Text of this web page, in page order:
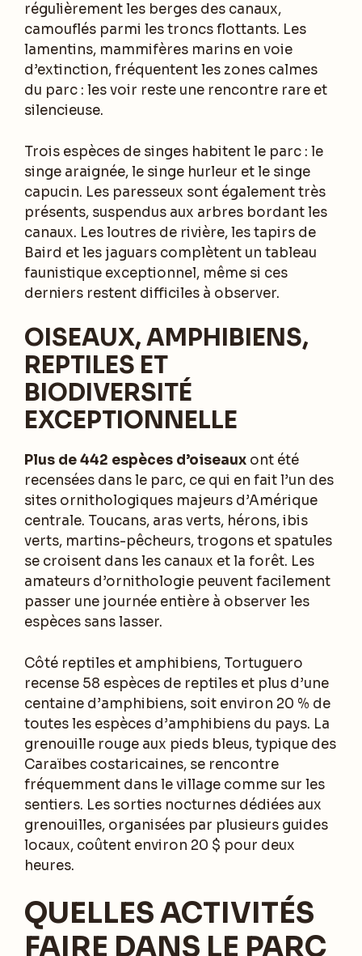
régulièrement les berges des canaux,
camouflés parmi les troncs flottants. Les
lamentins, mammifères marins en voie
d’extinction, fréquentent les zones calmes
du parc : les voir reste une rencontre rare et
silencieuse.
Trois espèces de singes habitent le parc : le
singe araignée, le singe hurleur et le singe
capucin. Les paresseux sont également très
présents, suspendus aux arbres bordant les
canaux. Les loutres de rivière, les tapirs de
Baird et les jaguars complètent un tableau
faunistique exceptionnel, même si ces
derniers restent difficiles à observer.
OISEAUX, AMPHIBIENS,
REPTILES ET
BIODIVERSITÉ
EXCEPTIONNELLE
Plus de 442 espèces d’oiseaux ont été
recensées dans le parc, ce qui en fait l’un des
sites ornithologiques majeurs d’Amérique
centrale. Toucans, aras verts, hérons, ibis
verts, martins-pêcheurs, trogons et spatules
se croisent dans les canaux et la forêt. Les
amateurs d’ornithologie peuvent facilement
passer une journée entière à observer les
espèces sans lasser.
Côté reptiles et amphibiens, Tortuguero
recense 58 espèces de reptiles et plus d’une
centaine d’amphibiens, soit environ 20 % de
toutes les espèces d’amphibiens du pays. La
grenouille rouge aux pieds bleus, typique des
Caraïbes costaricaines, se rencontre
fréquemment dans le village comme sur les
sentiers. Les sorties nocturnes dédiées aux
grenouilles, organisées par plusieurs guides
locaux, coûtent environ 20 $ pour deux
heures.
QUELLES ACTIVITÉS
FAIRE DANS LE PARC